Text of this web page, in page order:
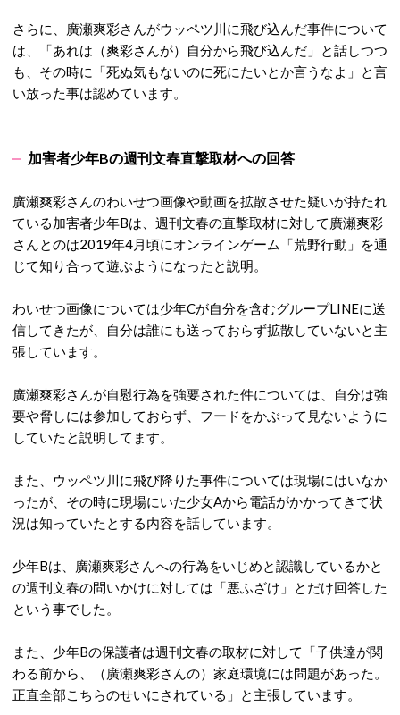
さらに、廣瀬爽彩さんがウッペツ川に飛び込んだ事件について
は、「あれは（爽彩さんが）自分から飛び込んだ」と話しつつ
も、その時に「死ぬ気もないのに死にたいとか言うなよ」と言
い放った事は認めています。
加害者少年Bの週刊文春直撃取材への回答
廣瀬爽彩さんのわいせつ画像や動画を拡散させた疑いが持たれ
ている加害者少年Bは、週刊文春の直撃取材に対して廣瀬爽彩
さんとのは2019年4月頃にオンラインゲーム「荒野行動」を通
じて知り合って遊ぶようになったと説明。
わいせつ画像については少年Cが自分を含むグループLINEに送
信してきたが、自分は誰にも送っておらず拡散していないと主
張しています。
廣瀬爽彩さんが自慰行為を強要された件については、自分は強
要や脅しには参加しておらず、フードをかぶって見ないように
していたと説明してます。
また、ウッペツ川に飛び降りた事件については現場にはいなか
ったが、その時に現場にいた少女Aから電話がかかってきて状
況は知っていたとする内容を話しています。
少年Bは、廣瀬爽彩さんへの行為をいじめと認識しているかと
の週刊文春の問いかけに対しては「悪ふざけ」とだけ回答した
という事でした。
また、少年Bの保護者は週刊文春の取材に対して「子供達が関
わる前から、（廣瀬爽彩さんの）家庭環境には問題があった。
正直全部こちらのせいにされている」と主張しています。